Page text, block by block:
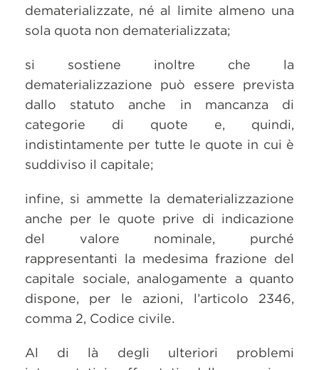
dematerializzate, né al limite almeno una
sola quota non dematerializzata;
si sostiene inoltre che la
dematerializzazione può essere prevista
dallo statuto anche in mancanza di
categorie di quote e, quindi,
indistintamente per tutte le quote in cui è
suddiviso il capitale;
infine, si ammette la dematerializzazione
anche per le quote prive di indicazione
del valore nominale, purché
rappresentanti la medesima frazione del
capitale sociale, analogamente a quanto
dispone, per le azioni, l’articolo 2346,
comma 2, Codice civile.
Al di là degli ulteriori problemi